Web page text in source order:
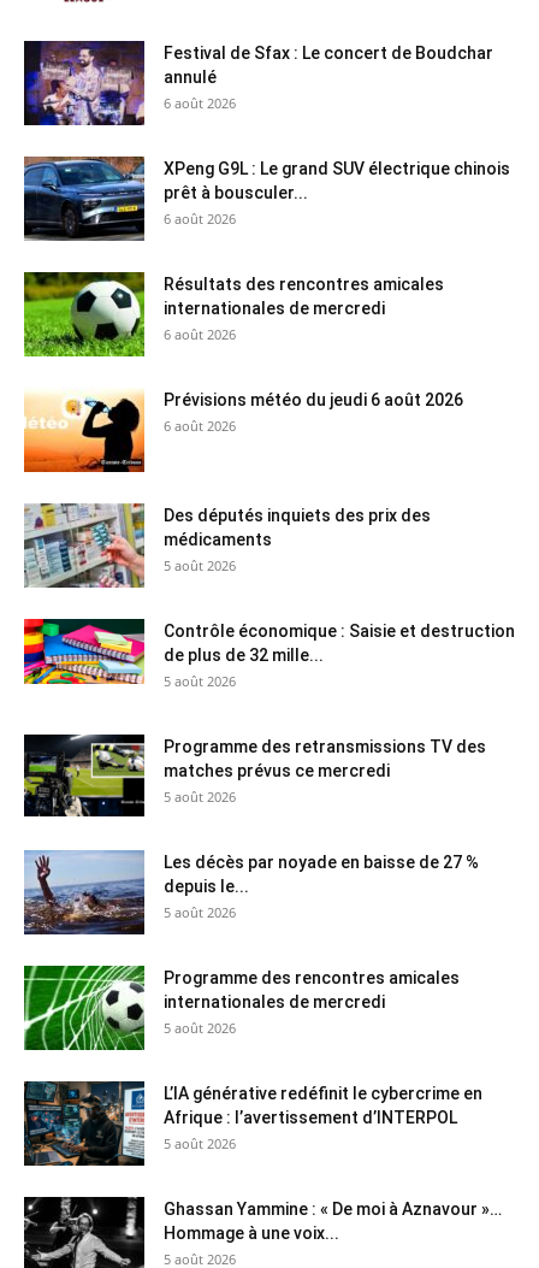
Festival de Sfax : Le concert de Boudchar
annulé
6 août 2026
XPeng G9L : Le grand SUV électrique chinois
prêt à bousculer...
6 août 2026
Résultats des rencontres amicales
internationales de mercredi
6 août 2026
Prévisions météo du jeudi 6 août 2026
6 août 2026
Des députés inquiets des prix des
médicaments
5 août 2026
Contrôle économique : Saisie et destruction
de plus de 32 mille...
5 août 2026
Programme des retransmissions TV des
matches prévus ce mercredi
5 août 2026
Les décès par noyade en baisse de 27 %
depuis le...
5 août 2026
Programme des rencontres amicales
internationales de mercredi
5 août 2026
L’IA générative redéfinit le cybercrime en
Afrique : l’avertissement d’INTERPOL
5 août 2026
Ghassan Yammine : « De moi à Aznavour »…
Hommage à une voix...
5 août 2026